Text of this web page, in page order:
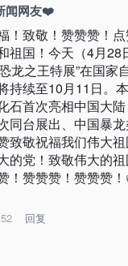
闻网友❤️
！致敬！赞赞赞！
祖国！今天（4月28
之王特展”在国家
持续至10月11日。
石首次亮相中国大
同台展出、中国暴
致敬祝福我们伟大
的党！致敬伟大的
！赞赞赞！赞赞赞
回复